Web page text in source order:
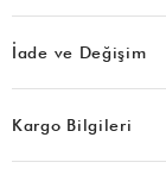
İade ve Değişim
Kargo Bilgileri